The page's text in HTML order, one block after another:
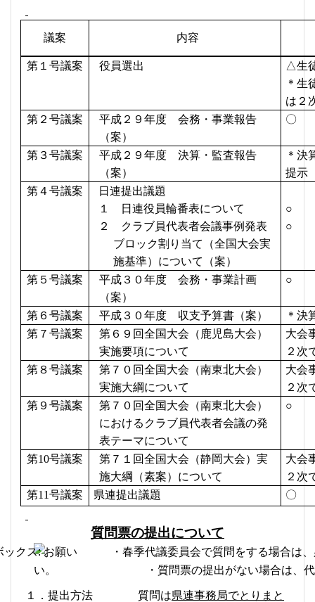
議案 内容
第１号議案 役員選出
△生
＊生
は２
第２号議案
平成２９年度 会務・事業報告
（案）
〇
第３号議案
平成２９年度 決算・監査報告
（案）
＊決
提示
第４号議案
日連提出議題
１ 日連役員輪番表について
２ クラブ員代表者会議事例発表
ブロック割り当て（全国大会実
施基準）について（案）
○
○
第５号議案
平成３０年度 会務・事業計画
（案）
○
第６号議案 平成３０年度 収支予算書（案）
＊決
第７号議案
第６９回全国大会（鹿児島大会）
実施要項について
大会
２次
第８号議案
第７０回全国大会（南東北大会）
実施大綱について
大会
２次
第９号議案
第７０回全国大会（南東北大会）
におけるクラブ員代表者会議の発
表テーマについて
○
第10号議案
第７１回全国大会（静岡大会）実
施大綱（素案）について
大会
２次
第11号議案 県連提出議題 〇
質問票の提出について
１．提出方法 質問は県連事務局でとりまと